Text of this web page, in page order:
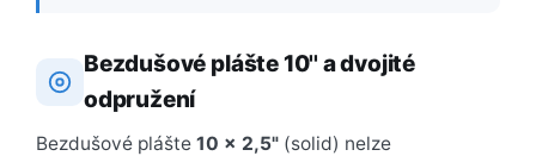
Bezdušové plášte 10'' a dvojité
odpružení
Bezdušové plášte 10 × 2,5" (solid) nelze